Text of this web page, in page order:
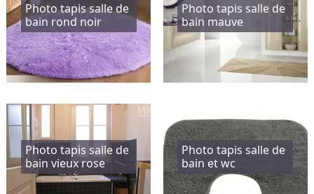
Photo tapis salle de
bain rond noir
Photo tapis salle de
bain mauve
Photo tapis salle de
bain vieux rose
Photo tapis salle de
bain et wc